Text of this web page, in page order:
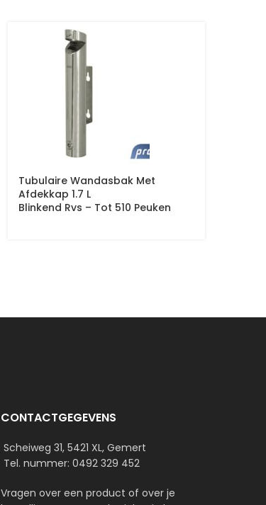
Tubulaire Wandasbak Met
Afdekkap 1.7 L
Blinkend Rvs – Tot 510 Peuken
CONTACTGEGEVENS
Scheiweg 31, 5421 XL, Gemert
Tel. nummer: 0492 329 452
Vragen over een product of over je